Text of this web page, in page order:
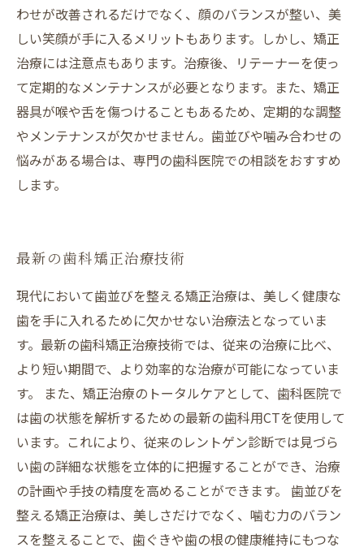
わせが改善されるだけでなく、顔のバランスが整い、美
しい笑顔が手に入るメリットもあります。しかし、矯正
治療には注意点もあります。治療後、リテーナーを使っ
て定期的なメンテナンスが必要となります。また、矯正
器具が喉や舌を傷つけることもあるため、定期的な調整
やメンテナンスが欠かせません。歯並びや噛み合わせの
悩みがある場合は、専門の歯科医院での相談をおすすめ
します。
最新の歯科矯正治療技術
現代において歯並びを整える矯正治療は、美しく健康な
歯を手に入れるために欠かせない治療法となっていま
す。最新の歯科矯正治療技術では、従来の治療に比べ、
より短い期間で、より効率的な治療が可能になっていま
す。 また、矯正治療のトータルケアとして、歯科医院で
は歯の状態を解析するための最新の歯科用CTを使用して
います。これにより、従来のレントゲン診断では見づら
い歯の詳細な状態を立体的に把握することができ、治療
の計画や手技の精度を高めることができます。 歯並びを
整える矯正治療は、美しさだけでなく、噛む力のバラン
スを整えることで、歯ぐきや歯の根の健康維持にもつな